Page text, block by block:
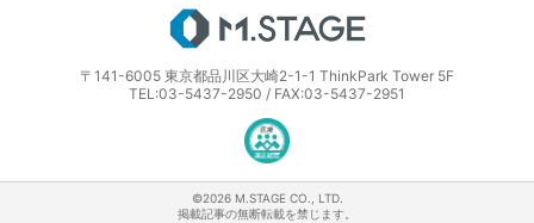
〒141-6005 東京都品川区大崎2-1-1 ThinkPark Tower 5F
TEL:03-5437-2950 / FAX:03-5437-2951
©2026 M.STAGE CO., LTD.
掲載記事の無断転載を禁じます。